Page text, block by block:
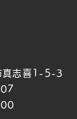
真志喜1-5-3